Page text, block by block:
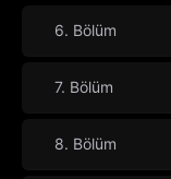
6. Bölüm
7. Bölüm
8. Bölüm